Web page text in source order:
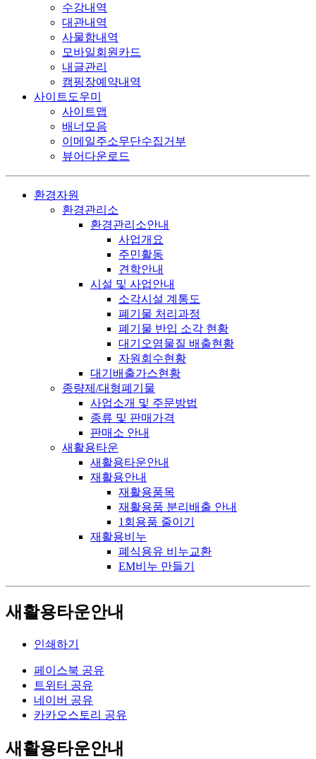
수강내역
대관내역
사물함내역
모바일회원카드
내글관리
캠핑장예약내역
사이트도우미
사이트맵
배너모음
이메일주소무단수집거부
뷰어다운로드
환경자원
환경관리소
환경관리소안내
사업개요
주민활동
견학안내
시설 및 사업안내
소각시설 계통도
폐기물 처리과정
폐기물 반입 소각 현황
대기오염물질 배출현황
자원회수현황
대기배출가스현황
종량제/대형폐기물
사업소개 및 주문방법
종류 및 판매가격
판매소 안내
새활용타운
새활용타운안내
재활용안내
재활용품목
재활용품 분리배출 안내
1회용품 줄이기
재활용비누
폐식용유 비누교환
EM비누 만들기
새활용타운안내
인쇄하기
페이스북 공유
트위터 공유
네이버 공유
카카오스토리 공유
새활용타운안내